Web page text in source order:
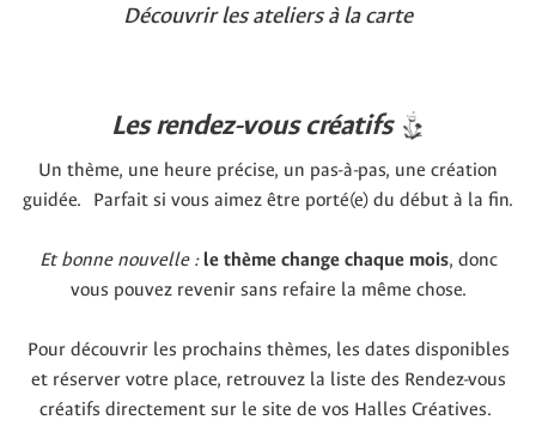
Découvrir les ateliers à la carte
Les rendez-vous créatifs
Un thème, une heure précise, un pas-à-pas, une création
guidée. Parfait si vous aimez être porté(e) du début à la fin.
Et bonne nouvelle : le thème change chaque mois, donc
vous pouvez revenir sans refaire la même chose.
Pour découvrir les prochains thèmes, les dates disponibles
et réserver votre place, retrouvez la liste des Rendez-vous
créatifs directement sur le site de vos Halles Créatives.